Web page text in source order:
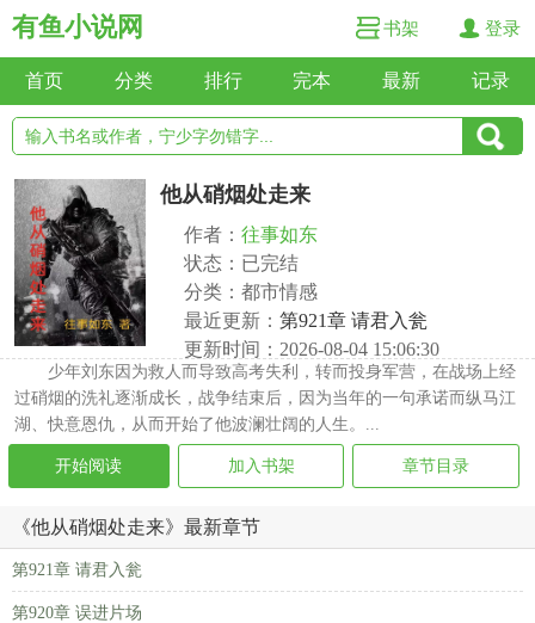
有鱼小说网 书架 登录
首页 分类 排行 完本 最新 记录
他从硝烟处走来
作者： 往事如东
状态：已完结
分类：都市情感
最近更新： 第921章 请君入瓮
更新时间：2026-08-04 15:06:30
少年刘东因为救人而导致高考失利，转而投身军营，在战场上经
过硝烟的洗礼逐渐成长，战争结束后，因为当年的一句承诺而纵马江
湖、快意恩仇，从而开始了他波澜壮阔的人生。...
开始阅读 加入书架 章节目录
《他从硝烟处走来》最新章节
第921章 请君入瓮
第920章 误进片场